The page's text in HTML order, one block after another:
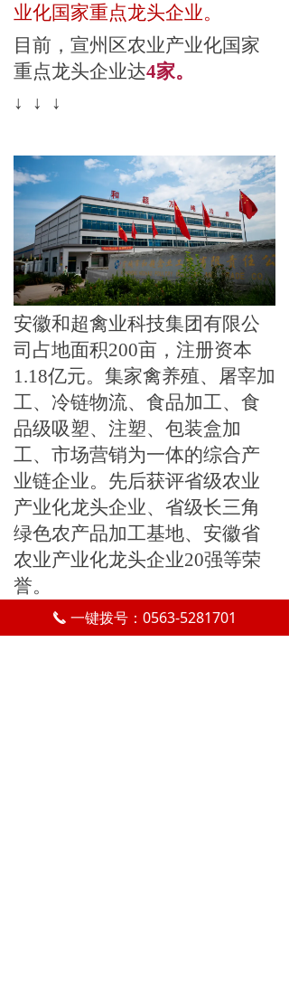
끅 一键拨号：0563-5281701
业化国家重点龙头企业。
目前 ，宣州 区农业产业化国家
重点龙头企业达4家。
↓ ↓ ↓
安徽和超禽业科技集团有限公
司占地面积200亩，注册资本
1.18亿元。集家禽养殖、屠宰加
工、冷链物流、食品加工、食
品级吸塑、注塑、包装盒加
工、市场营销为一体的综合产
业链企业。先后获评省级农业
产业化龙头企业、省级长三角
绿色农产品加工基地、安徽省
农业产业化龙头企业20强等荣
誉。
近年来，在上级部门指导下，